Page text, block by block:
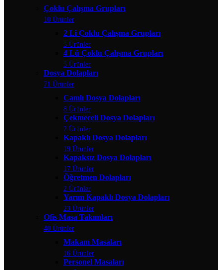
Çoklu Çalışma Grupları
10 Ürünler
2 Li Çoklu Çalışma Grupları
5 Ürünler
4 Lü Çoklu Çalışma Grupları
5 Ürünler
Dosya Dolapları
71 Ürünler
Camlı Dosya Dolapları
8 Ürünler
Çekmeceli Dosya Dolapları
2 Ürünler
Kapaklı Dosya Dolapları
19 Ürünler
Kapaksız Dosya Dolapları
17 Ürünler
Öğretmen Dolapları
2 Ürünler
Yarım Kapaklı Dosya Dolapları
23 Ürünler
Ofis Masa Takımları
40 Ürünler
Makam Masaları
16 Ürünler
Personel Masaları